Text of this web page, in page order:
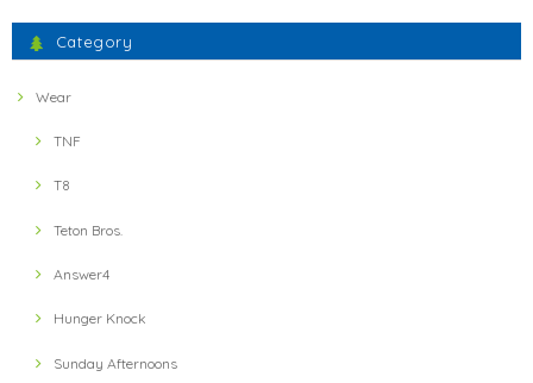
Category
Wear
TNF
T8
Teton Bros.
Answer4
Hunger Knock
Sunday Afternoons